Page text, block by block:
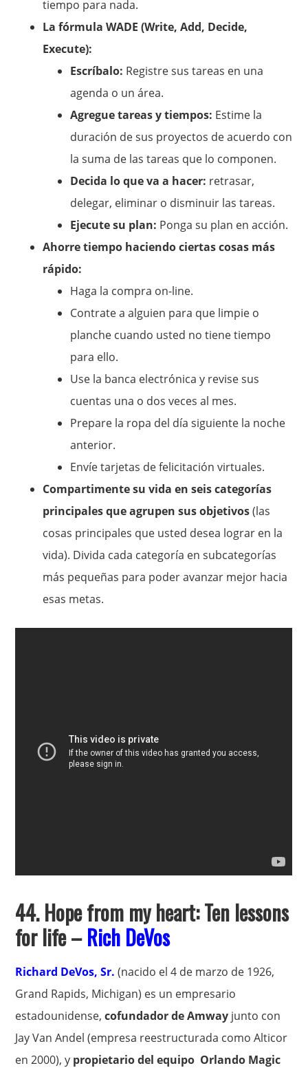
tiempo para nada.
La fórmula WADE (Write, Add, Decide,
Execute):
Escríbalo: Registre sus tareas en una
agenda o un área.
Agregue tareas y tiempos: Estime la
duración de sus proyectos de acuerdo con
la suma de las tareas que lo componen.
Decida lo que va a hacer: retrasar,
delegar, eliminar o disminuir las tareas.
Ejecute su plan: Ponga su plan en acción.
Ahorre tiempo haciendo ciertas cosas más
rápido:
Haga la compra on-line.
Contrate a alguien para que limpie o
planche cuando usted no tiene tiempo
para ello.
Use la banca electrónica y revise sus
cuentas una o dos veces al mes.
Prepare la ropa del día siguiente la noche
anterior.
Envíe tarjetas de felicitación virtuales.
Compartimente su vida en seis categorías
principales que agrupen sus objetivos(las
cosas principales que usted desea lograr en la
vida). Divida cada categoría en subcategorías
más pequeñas para poder avanzar mejor hacia
esas metas.
44. Hope from my heart: Ten lessons
for life –Rich DeVos
Richard DeVos, Sr.(nacido el 4 de marzo de 1926,
Grand Rapids, Michigan) es un empresario
estadounidense,cofundador de Amway junto con
Jay Van Andel (empresa reestructurada como Alticor
en 2000), y propietario del equipo Orlando Magic